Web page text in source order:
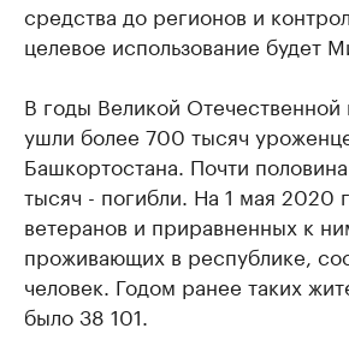
средства до регионов и
целевое использование будет
В годы Великой
ушли более 700 тысяч
Башкортостана. Почти
тысяч - погибли. На 1 мая 2020
ветеранов и приравненных к
проживающих в республике,
человек. Годом ранее таких
было 38 101.